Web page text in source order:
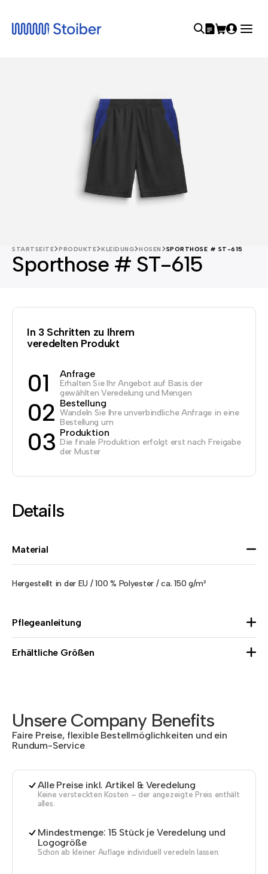
STARTSEITE PRODUKTE KLEIDUNG HOSEN SPORTHOSE # ST-615
Sporthose # ST-615
In 3 Schritten zu Ihrem
veredelten Produkt
01 Anfrage
Erhalten Sie Ihr Angebot auf Basis der
gewählten Veredelung und Mengen
02 Bestellung
Wandeln Sie Ihre unverbindliche Anfrage in eine
Bestellung um
03 Produktion
Die finale Produktion erfolgt erst nach Freigabe
der Muster
Details
Material
Hergestellt in der EU / 100 % Polyester / ca. 150 g/m²
Pflegeanleitung
Erhältliche Größen
Unsere Company Benefits
Faire Preise, flexible Bestellmöglichkeiten und ein
Rundum-Service
Alle Preise inkl. Artikel & Veredelung
Keine versteckten Kosten – der angezeigte Preis enthält
alles.
Mindestmenge: 15 Stück je Veredelung und
Logogröße
Schon ab kleiner Auflage individuell veredeln lassen.